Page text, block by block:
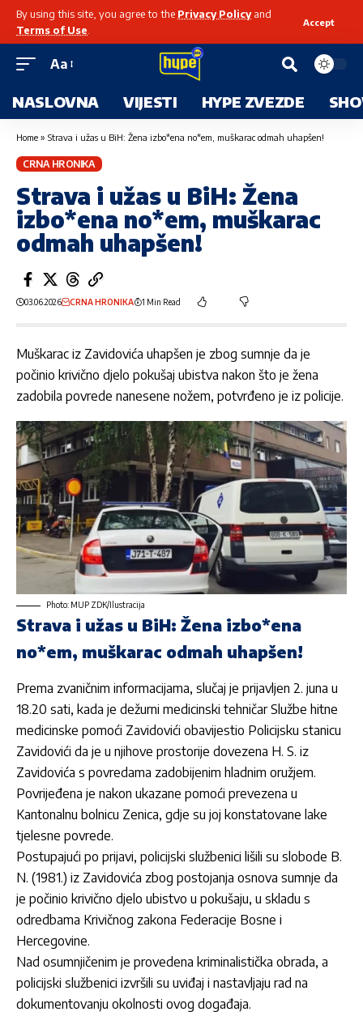
By using this site, you agree to the Privacy Policyand
Terms of Use
Accept
Aa
NASLOVNA VIJESTI HYPE ZVEZDE
Home » Strava i užas u BiH: Žena izbo*ena no*em, muškarac odmah uhapšen!
CRNA HRONIKA
Strava i užas u BiH: Žena
izbo*ena no*em, muškarac
odmah uhapšen!
03.06.2026 CRNA HRONIKA 1 Min Read
Muškarac iz Zavidovića uhapšen je zbog sumnje da je
počinio krivično djelo pokušaj ubistva nakon što je žena
zadobila povrede nanesene nožem, potvrđeno je iz policije.
Photo: MUP ZDK/Ilustracija
Strava i užas u BiH: Žena izbo*ena
no*em, muškarac odmah uhapšen!
Prema zvaničnim informacijama, slučaj je prijavljen 2. juna u
18.20 sati, kada je dežurni medicinski tehničar Službe hitne
medicinske pomoći Zavidovići obavijestio Policijsku stanicu
Zavidovići da je u njihove prostorije dovezena H. S. iz
Zavidovića s povredama zadobijenim hladnim oružjem.
Povrijeđena je nakon ukazane pomoći prevezena u
Kantonalnu bolnicu Zenica, gdje su joj konstatovane lake
tjelesne povrede.
Postupajući po prijavi, policijski službenici lišili su slobode B.
N. (1981.) iz Zavidovića zbog postojanja osnova sumnje da
je počinio krivično djelo ubistvo u pokušaju, u skladu s
odredbama Krivičnog zakona Federacije Bosne i
Hercegovine.
Nad osumnjičenim je provedena kriminalistička obrada, a
policijski službenici izvršili su uviđaj i nastavljaju rad na
dokumentovanju okolnosti ovog događaja.